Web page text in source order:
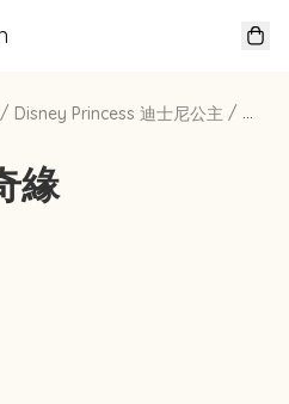
/ Disney Princess 迪士尼公主 /
緣